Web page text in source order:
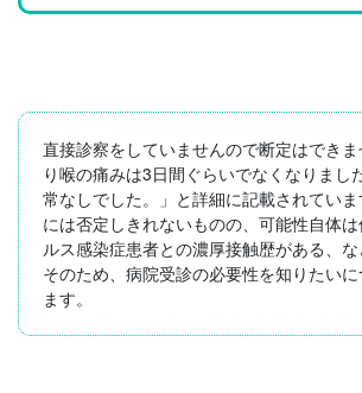
直接診察をしていませんので断定はでき
り喉の痛みは3日間ぐらいでなくなりま
常なしでした。」と詳細に記載されてい
には否定しきれないものの、可能性自体
ルス感染症患者との濃厚接触歴がある、
そのため、病院受診の必要性を知りたい
ます。